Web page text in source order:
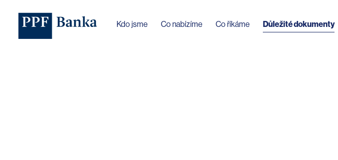
Kdo jsme Co nabízíme Co říkáme Důležité dokumenty